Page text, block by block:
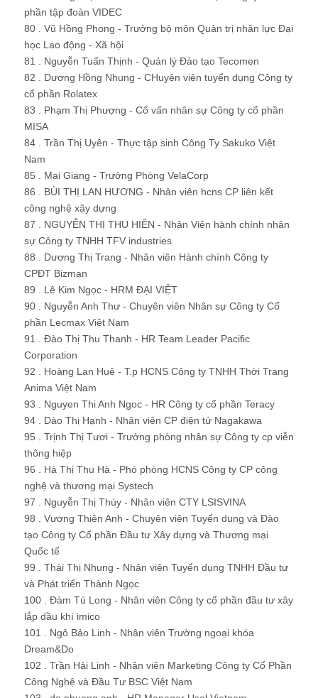
phần tập đoàn VIDEC
80 . Vũ Hồng Phong - Trưởng bộ môn Quản trị nhân lực Đại
học Lao động - Xã hội
81 . Nguyễn Tuấn Thịnh - Quản lý Đào tạo Tecomen
82 . Dương Hồng Nhung - CHuyên viên tuyển dụng Công ty
cổ phần Rolatex
83 . Phạm Thị Phượng - Cố vấn nhân sự Công ty cổ phần
MISA
84 . Trần Thị Uyên - Thực tập sinh Công Ty Sakuko Việt
Nam
85 . Mai Giang - Trưởng Phòng VelaCorp
86 . BÙI THỊ LAN HƯƠNG - Nhân viên hcns CP liên kết
công nghệ xậy dựng
87 . NGUYỄN THỊ THU HIỀN - Nhân Viên hành chính nhân
sự Công ty TNHH TFV industries
88 . Dương Thị Trang - Nhân viên Hành chính Công ty
CPĐT Bizman
89 . Lê Kim Ngọc - HRM ĐẠI VIỆT
90 . Nguyễn Anh Thư - Chuyên viên Nhân sự Công ty Cổ
phần Lecmax Việt Nam
91 . Đào Thị Thu Thanh - HR Team Leader Pacific
Corporation
92 . Hoàng Lan Huệ - T.p HCNS Công ty TNHH Thời Trang
Anima Việt Nam
93 . Nguyen Thi Anh Ngoc - HR Công ty cổ phần Teracy
94 . Dào Thị Hạnh - Nhân viên CP điện tử Nagakawa
95 . Trịnh Thị Tươi - Trưởng phòng nhân sự Công ty cp viễn
thông hiệp
96 . Hà Thị Thu Hà - Phó phòng HCNS Công ty CP công
nghệ và thương mại Systech
97 . Nguyễn Thị Thúy - Nhân viên CTY LSISVINA
98 . Vương Thiên Anh - Chuyên viên Tuyển dụng và Đào
tạo Công ty Cổ phần Đầu tư Xây dựng và Thương mại
Quốc tế
99 . Thái Thị Nhung - Nhân viên Tuyển dụng TNHH Đầu tư
và Phát triển Thành Ngọc
100 . Đàm Tú Long - Nhân viên Công ty cổ phần đầu tư xây
lắp dầu khí imico
101 . Ngô Bảo Linh - Nhân viên Trường ngoại khóa
Dream&Do
102 . Trần Hải Linh - Nhân viên Marketing Công ty Cổ Phần
Công Nghệ và Đầu Tư BSC Việt Nam